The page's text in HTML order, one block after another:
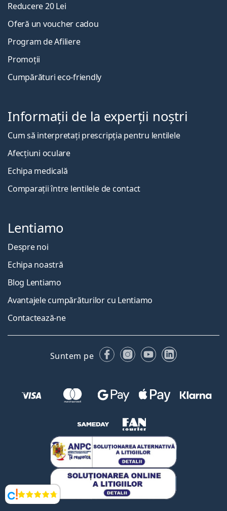
Opinii
Reducere 20 Lei
Oferă un voucher cadou
Program de Afiliere
Promoții
Cumpărături eco-friendly
Informații de la experții noștri
Cum să interpretați prescripția pentru lentilele
Afecțiuni oculare
Echipa medicală
Comparații între lentilele de contact
Lentiamo
Despre noi
Echipa noastră
Blog Lentiamo
Avantajele cumpărăturilor cu Lentiamo
Contactează-ne
Suntem pe FacebookInstagram
YouTubeLinkedIn